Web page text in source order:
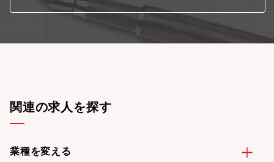
関連の求人を探す
業種を変える